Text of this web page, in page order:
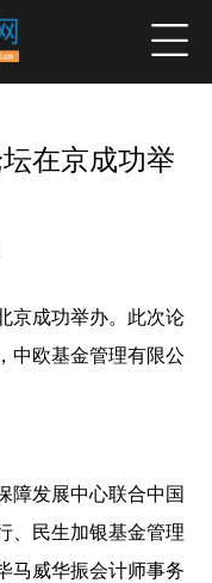
新品 高端访谈
在京成功举
京成功举办。此次论
中欧基金管理有限公
障发展中心联合中国
、民生加银基金管理
马威华振会计师事务